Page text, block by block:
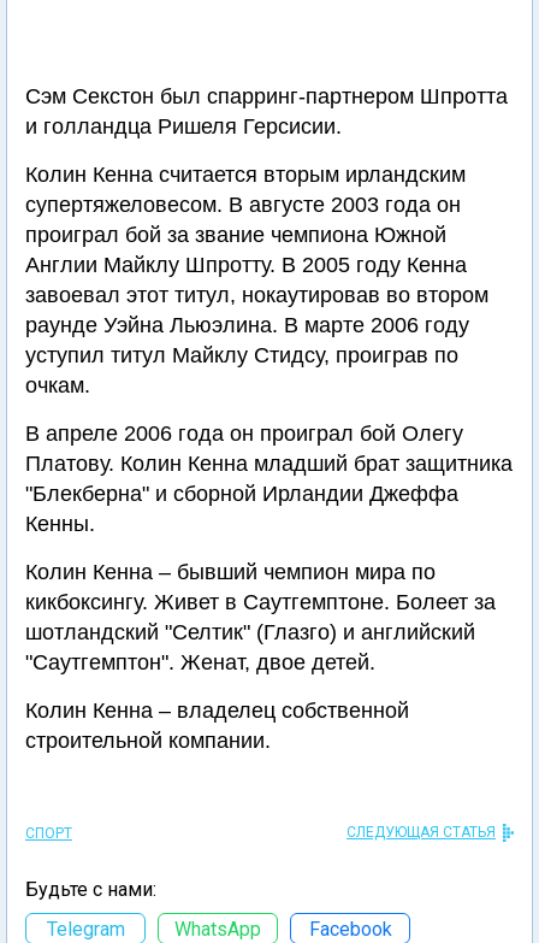
Сэм Секстон был спарринг-партнером Шпротта
и голландца Ришеля Герсисии.
Колин Кенна считается вторым ирландским
супертяжеловесом. В августе 2003 года он
проиграл бой за звание чемпиона Южной
Англии Майклу Шпротту. В 2005 году Кенна
завоевал этот титул, нокаутировав во втором
раунде Уэйна Льюэлина. В марте 2006 году
уступил титул Майклу Стидсу, проиграв по
очкам.
В апреле 2006 года он проиграл бой Олегу
Платову. Колин Кенна младший брат защитника
"Блекберна" и сборной Ирландии Джеффа
Кенны.
Колин Кенна – бывший чемпион мира по
кикбоксингу. Живет в Саутгемптоне. Болеет за
шотландский "Селтик" (Глазго) и английский
"Саутгемптон". Женат, двое детей.
Колин Кенна – владелец собственной
строительной компании.
СПОРТ СЛЕДУЮЩАЯ СТАТЬЯ
Будьте с нами:
Telegram
WhatsApp Facebook